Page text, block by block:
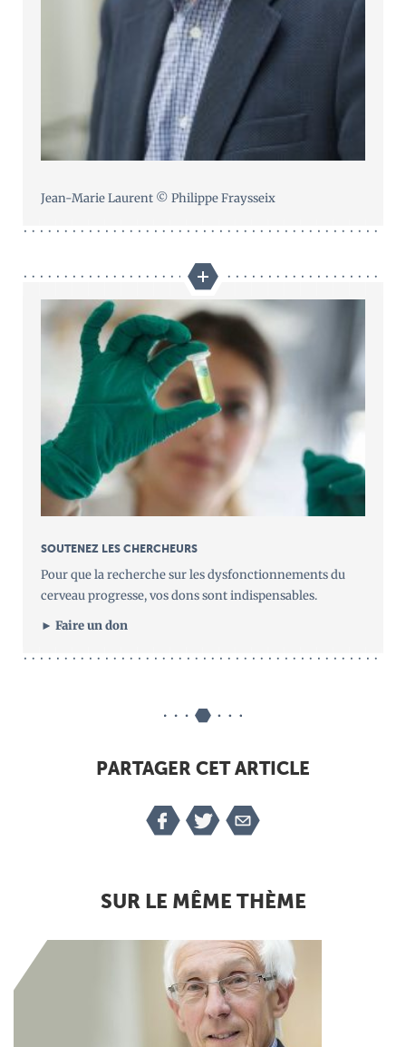
Jean-Marie Laurent © Philippe Fraysseix
SOUTENEZ LES CHERCHEURS
Pour que la recherche sur les dysfonctionnements du
cerveau progresse, vos dons sont indispensables.
► Faire un don
PARTAGER CET ARTICLE
SUR LE MÊME THÈME